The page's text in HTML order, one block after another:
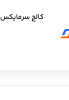
کالج سرمایکس